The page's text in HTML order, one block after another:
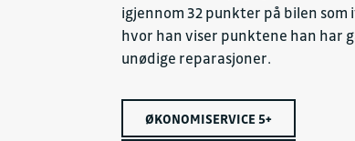
igjennom 32 punkter på bilen
hvor han viser punktene han har
unødige reparasjoner.
ØKONOMISERVICE 5+